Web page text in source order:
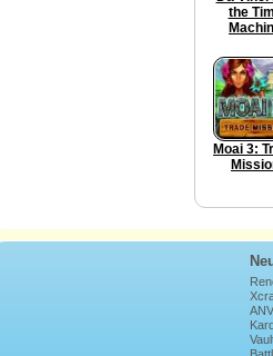
the
Moai 3: